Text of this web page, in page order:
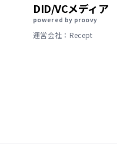
DID/VCメディア
powered by proovy
運営会社：Recept